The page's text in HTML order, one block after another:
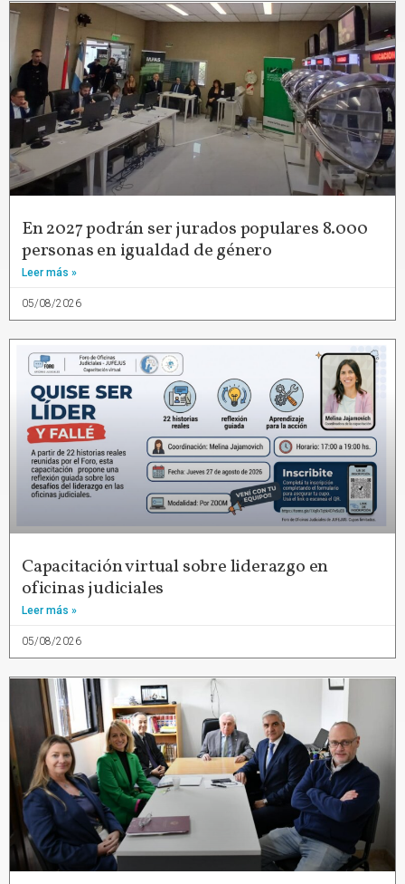
En 2027 podrán ser jurados populares 8.000
personas en igualdad de género
Leer más »
05/08/2026
Capacitación virtual sobre liderazgo en
oficinas judiciales
Leer más »
05/08/2026